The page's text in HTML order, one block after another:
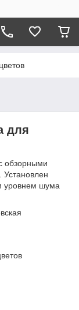
для
обзорными
уровнем шума